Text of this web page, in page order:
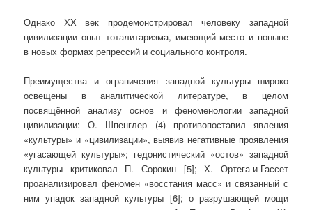
Однако ХХ век продемонстрировал человеку западной
цивилизации опыт тоталитаризма, имеющий место и поныне
в новых формах репрессий и социального контроля.
Преимущества и ограничения западной культуры широко
освещены в аналитической литературе, в целом
посвящённой анализу основ и феноменологии западной
цивилизации: О. Шпенглер (4) противопоставил явления
«культуры» и «цивилизации», выявив негативные проявления
«угасающей культуры»; гедонистический «остов» западной
культуры критиковал П. Сорокин [5]; Х. Ортега-и-Гассет
проанализировал феномен «восстания масс» и связанный с
ним упадок западной культуры [6]; о разрушающей мощи